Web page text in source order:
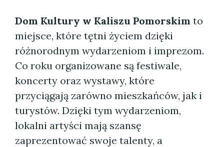
Dom Kultury w Kaliszu Pomorskim to
miejsce, które tętni życiem dzięki
różnorodnym wydarzeniom i imprezom.
Co roku organizowane są festiwale,
koncerty oraz wystawy, które
przyciągają zarówno mieszkańców, jak i
turystów. Dzięki tym wydarzeniom,
lokalni artyści mają szansę
zaprezentować swoje talenty, a